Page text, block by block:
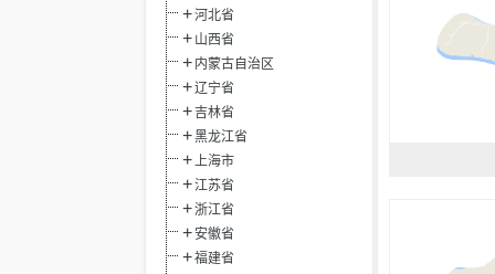
河北省
山西省
内蒙古自治区
辽宁省
吉林省
黑龙江省
上海市
江苏省
浙江省
安徽省
福建省